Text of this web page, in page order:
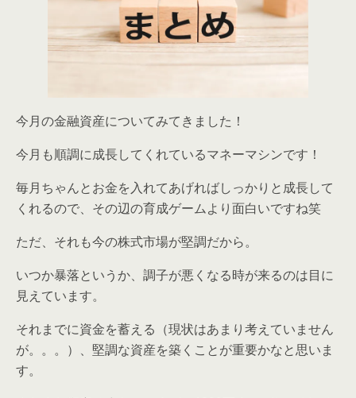
今月の金融資産についてみてきました！
今月も順調に成長してくれているマネーマシンです！
毎月ちゃんとお金を入れてあげればしっかりと成長して
くれるので、その辺の育成ゲームより面白いですね笑
ただ、それも今の株式市場が堅調だから。
いつか暴落というか、調子が悪くなる時が来るのは目に
見えています。
それまでに資金を蓄える（現状はあまり考えていません
が。。。）、堅調な資産を築くことが重要かなと思いま
す。